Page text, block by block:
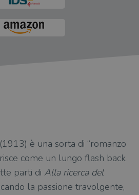
(1913) è una sorta di “romanzo
come un lungo flash back
parti di Alla ricerca del
la passione travolgente,